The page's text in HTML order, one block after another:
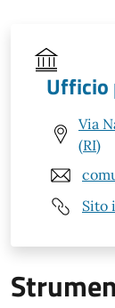
Ufficio
Via
(RI)
Sito